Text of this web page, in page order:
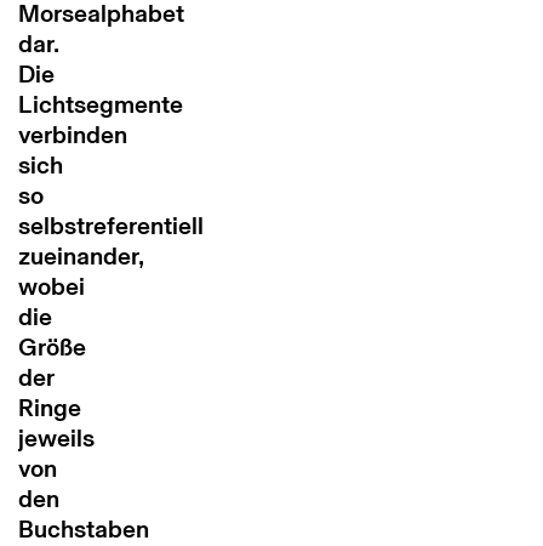
Morsealphabet
dar.
Die
Lichtsegmente
verbinden
sich
so
selbstreferentiell
zueinander,
wobei
die
Größe
der
Ringe
jeweils
von
den
Buchstaben